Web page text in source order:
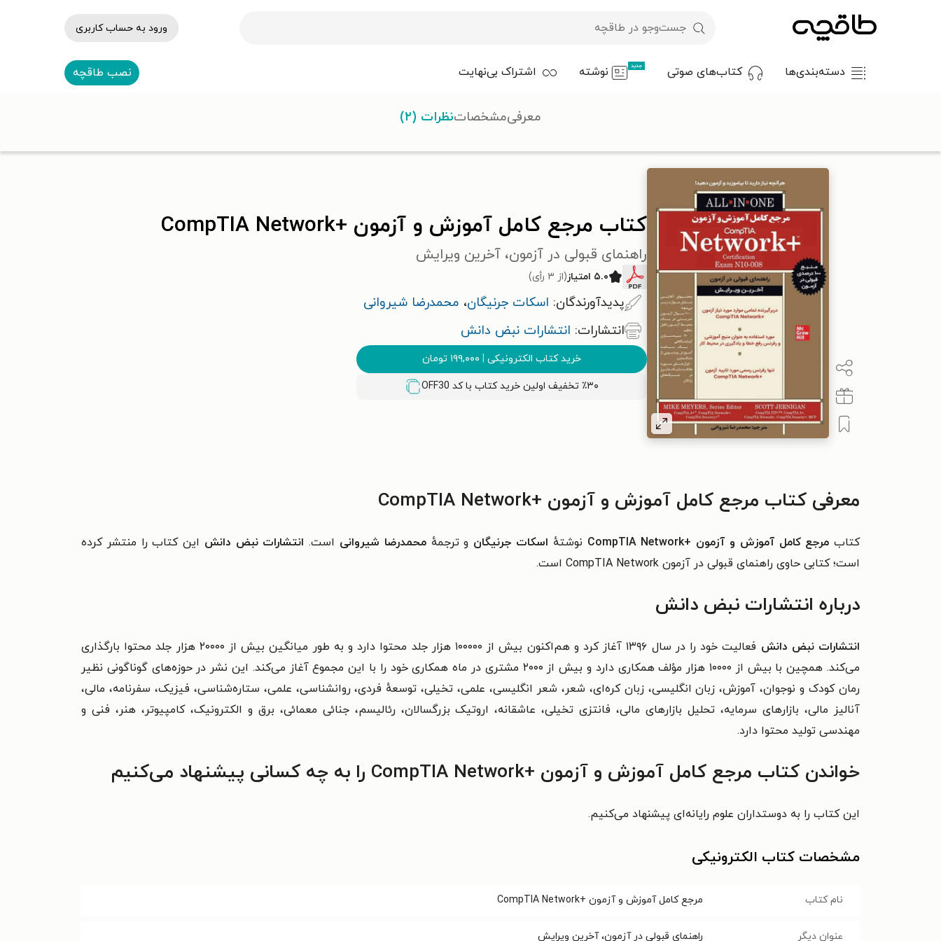
ورود به حساب کاربری
دسته‌بندی‌ها کتاب‌های صوتی جدید نوشته اشتراک بی‌نهایت نصب طاقچه
کتاب مرجع کامل آموزش و آزمون +CompTIA Network
راهنمای قبولی در آزمون، آخرین ویرایش
۵.۰ امتیاز (از ۳ رأی)
پدیدآورندگان: اسکات جرنیگان، محمدرضا شیروانی
انتشارات: انتشارات نبض دانش
خرید کتاب الکترونیکی | ۱۹۹,۰۰۰ تومان
٪۳۰ تخفیف اولین خرید کتاب با کد OFF30
معرفیمشخصاتنظرات (۲)
معرفی کتاب مرجع کامل آموزش و آزمون +CompTIA Network
کتاب مرجع کامل آموزش و آزمون +CompTIA Network نوشتهٔ اسکات جرنیگان و ترجمهٔمحمدرضا شیروانی است. انتشارات نبض دانش این کتاب را منتشر کرده
است؛ کتابی حاوی راهنمای قبولی در آزمون CompTIA Network است.
درباره انتشارات نبض دانش
انتشارات نبض دانش
فعالیت خود را در سال ۱۳۹۶ آغاز کرد و هم‌اکنون بیش از ۱۰۰۰۰۰ هزار جلد محتوا دارد و به طور میانگین بیش از ۲۰۰۰۰ هزار جلد محتوا بارگذاری
می‌کند. همچین با بیش از ۱۰۰۰۰ هزار مؤلف همکاری دارد و بیش از ۲۰۰۰ مشتری در ماه همکاری خود را با این مجموع آغاز می‌کند. این نشر در حوزه‌های گوناگونی نظیر
رمان کودک و نوجوان، آموزش، زبان انگلیسی، زبان کره‌ای، شعر، شعر انگلیسی، علمی، تخیلی، توسعهٔ فردی، روانشناسی، علمی، ستاره‌شناسی، فیزیک، سفرنامه، مالی،
آنالیز مالی، بازارهای سرمایه، تحلیل بازارهای مالی، فانتزی تخیلی، عاشقانه، اروتیک بزرگسالان، رئالیسم، جنائی معمائی، برق و الکترونیک، کامپیوتر، هنر، فنی و
مهندسی تولید محتوا دارد.
خواندن کتاب مرجع کامل آموزش و آزمون +CompTIA Network را به چه کسانی پیشنهاد می‌کنیم
این کتاب را به دوستداران علوم رایانه‌ای پیشنهاد می‌کنیم.
مشخصات کتاب الکترونیکی
نام کتاب مرجع کامل آموزش و آزمون +CompTIA Network
عنوان دیگر راهنمای قبولی در آزمون، آخرین ویرایش